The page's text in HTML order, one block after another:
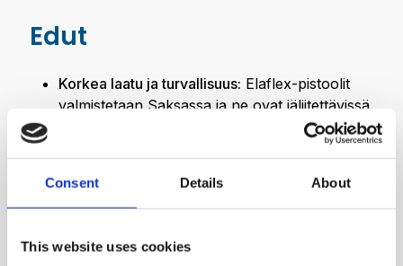
Consent Details About
This website uses cookies
Edut
Korkea laatu ja turvallisuus: Elaflex-pistoolit
valmistetaan Saksassa ja ne ovat jäljitettävissä.
Tuotteet täyttävät mm. ATEX-, PED- ja EN-
pistoolimalleissa on johtava rakenne, joka
ehkäisee staattisen sähkön muodostumista
Kestävyys ja pitkä käyttöikä: